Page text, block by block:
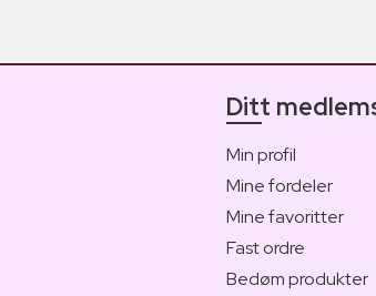
Ditt
Min profil
Mine fordeler
Mine favoritter
Fast ordre
Bedøm produkter